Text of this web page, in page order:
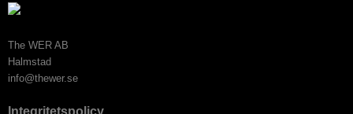
The WER AB
Halmstad
info@thewer.se